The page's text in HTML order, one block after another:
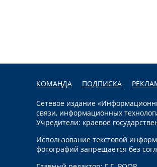
КОМАНДА ПОДПИСКА
Сетевое издание
связи, информационных
Учредители: краевое
Использование текстовой
фотографий запрещается без